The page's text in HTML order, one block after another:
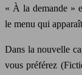
« À la demande »
le menu qui
Dans la nouvelle
vous préférez